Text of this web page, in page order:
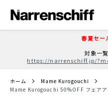
春夏セー
対象一
https://narrenschiff.jp/
ホーム
Mame Kurogouchi
Mame Kurogouchi 50%OFF フェアア